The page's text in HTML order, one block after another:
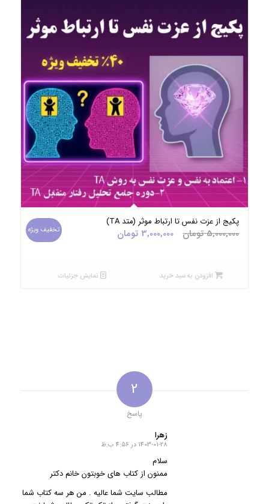
پکیج از عزت نفس تا ارتباط موثر (متد TA)
5,000,000 تومان
قیمت
بود.
3,000,000 تومانقیمت
تخفیف ویژه
افزودن به سبد خرید نمایش جزئیات
2
پاسخ
زهرا
گفته:
1403-01-28 در 4:56 ب.ظ
سلام
ممنون از کتاب های خوبتون خانم دکتر
مطالب سایت شما عالیه . من هر سه کتاب شما